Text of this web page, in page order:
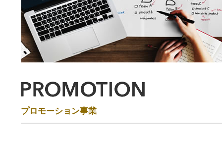
プロモーション事業